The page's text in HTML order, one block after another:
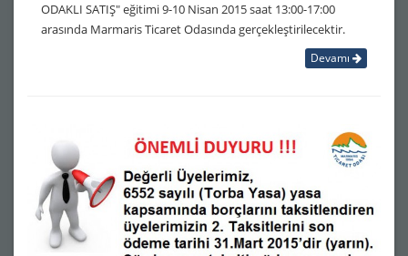
ODAKLI SATIŞ" eğitimi 9-10 Nisan 2015 saat 13:00-17:00
arasında Marmaris Ticaret Odasında gerçekleştirilecektir.
Devamı